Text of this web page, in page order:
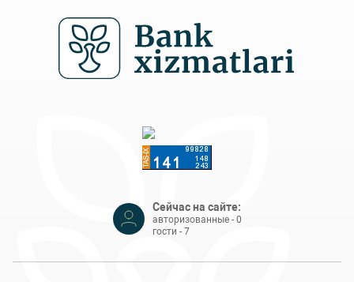
Сейчас на сайте:
авторизованные - 0
гости - 7